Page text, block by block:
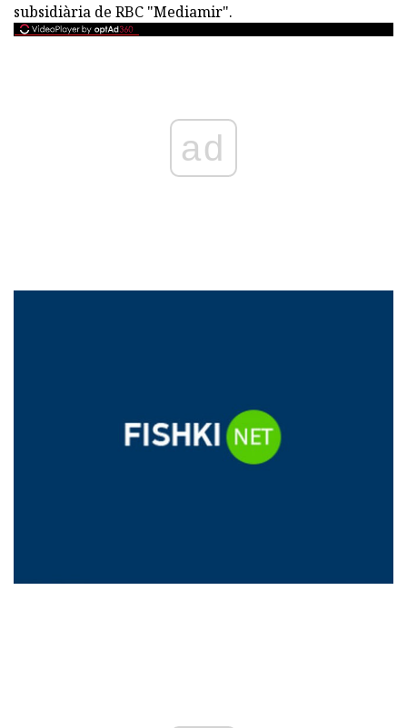
subsidiària de RBC "Mediamir".
ad